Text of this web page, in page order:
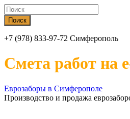
+7 (978) 833-97-72 Симферополь
Смета работ на
Еврозаборы в Симферополе
Производство и продажа